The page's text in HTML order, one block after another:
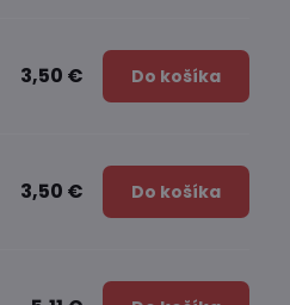
3,50 € Do košíka
3,50 € Do košíka